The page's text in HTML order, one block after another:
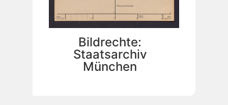
Bildrechte:
Staatsarchiv
München